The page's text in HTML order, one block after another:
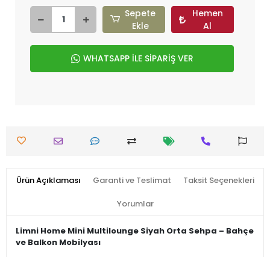
Sepete
Ekle
Hemen
Al
WHATSAPP İLE SİPARİŞ VER
Ürün Açıklaması Garanti ve Teslimat Taksit Seçenekleri
Yorumlar
Limni Home Mini Multilounge Siyah Orta Sehpa – Bahçe
ve Balkon Mobilyası